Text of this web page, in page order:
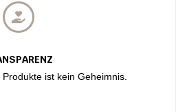
ist kein Geheimnis.